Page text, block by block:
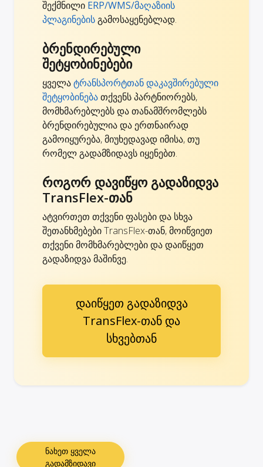
შექმნილი ERP/WMS/მაღაზიის
პლაგინებისგამოსაყენებლად.
ბრენდირებული
შეტყობინებები
ყველატრანსპორტთან დაკავშირებული
შეტყობინებათქვენს პარტნიორებს,
მომხმარებლებს და თანამშრომლებს
ბრენდირებულია და ერთნაირად
გამოიყურება, მიუხედავად იმისა, თუ
რომელ გადამზიდავს იყენებთ.
როგორ დავიწყო გადაზიდვა
TransFlex-თან
ატვირთეთ თქვენი ფასები და სხვა
შეთანხმებები TransFlex-თან, მოიწვიეთ
თქვენი მომხმარებლები და დაიწყეთ
გადაზიდვა მაშინვე.
დაიწყეთ გადაზიდვა
TransFlex-თან და
სხვებთან
ნახეთ ყველა
გადამზიდავი